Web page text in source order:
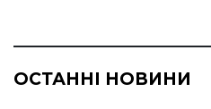
ОСТАННІ НОВИНИ